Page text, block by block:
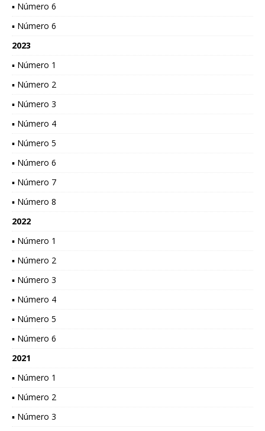
▪ Número 6
▪ Número 6
2023
▪ Número 1
▪ Número 2
▪ Número 3
▪ Número 4
▪ Número 5
▪ Número 6
▪ Número 7
▪ Número 8
2022
▪ Número 1
▪ Número 2
▪ Número 3
▪ Número 4
▪ Número 5
▪ Número 6
2021
▪ Número 1
▪ Número 2
▪ Número 3